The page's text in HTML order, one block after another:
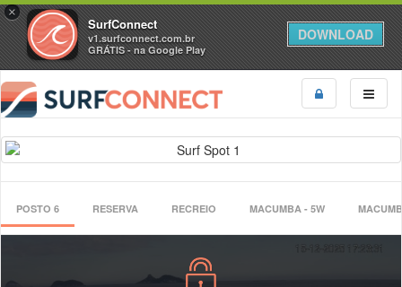
×
SurfConnect
v1.surfconnect.com.br
GRÁTIS - na Google Play
DOWNLOAD
POSTO 6 RESERVA RECREIO MACUMBA - 5W